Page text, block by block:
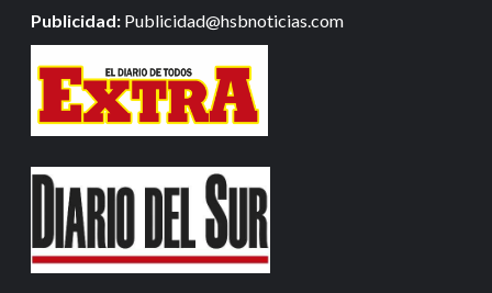
Publicidad: Publicidad@hsbnoticias.com